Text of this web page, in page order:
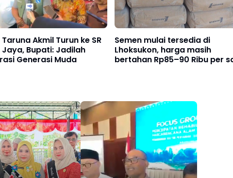
Akmil Turun ke SR
Jaya, Bupati: Jadilah
Generasi Muda
Semen mulai tersedia di
Lhoksukon, harga masih
bertahan Rp85–90 Ribu per